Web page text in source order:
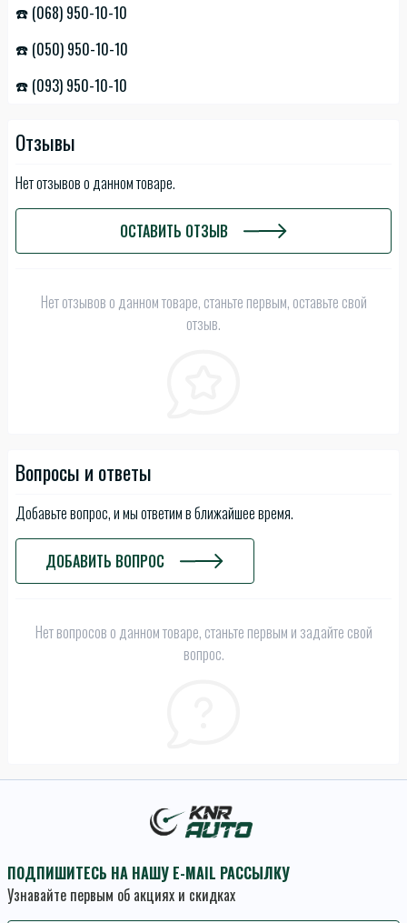
☎️ (068) 950-10-10
☎️ (050) 950-10-10
☎️ (093) 950-10-10
Отзывы
Нет отзывов о данном товаре.
ОСТАВИТЬ ОТЗЫВ
Нет отзывов о данном товаре, станьте первым, оставьте свой
отзыв.
Вопросы и ответы
Добавьте вопрос, и мы ответим в ближайшее время.
ДОБАВИТЬ ВОПРОС
Нет вопросов о данном товаре, станьте первым и задайте свой
вопрос.
ПОДПИШИТЕСЬ НА НАШУ E-MAIL РАССЫЛКУ
Узнавайте первым об акциях и скидках